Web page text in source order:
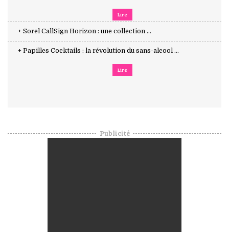
Lire
+ Sorel CallSign Horizon : une collection ...
+ Papilles Cocktails : la révolution du sans-alcool ...
Lire
Publicité